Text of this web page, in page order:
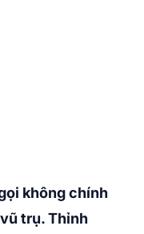
không chính
trụ. Thỉnh